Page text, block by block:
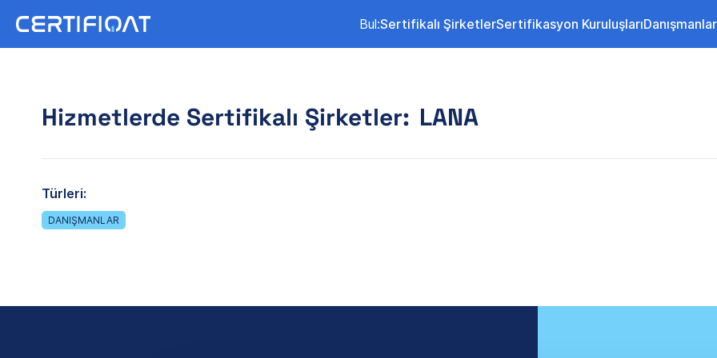
Bul:Sertifikalı ŞirketlerSertifikasyon KuruluşlarıDanışmanlar
Hizmetlerde Sertifikalı Şirketler: LANA
Türleri:
DANIŞMANLAR